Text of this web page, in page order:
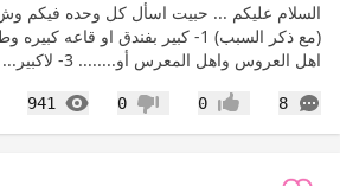
السلام عليكم ... حبيت اسأل كل وحده فيكم
اهل العروس واهل المعرس أو........ 3- لاكبير...
8
التعليقات إعجاب0 عدم إعجاب
0
941
المشاهدات